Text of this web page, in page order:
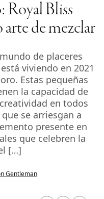
Royal Bliss
arte de mezclar
de placeres
viviendo en 2021
Estas pequeñas
la capacidad de
en todos
se arriesgan a
presente en
que celebren la
[…]
Gentleman